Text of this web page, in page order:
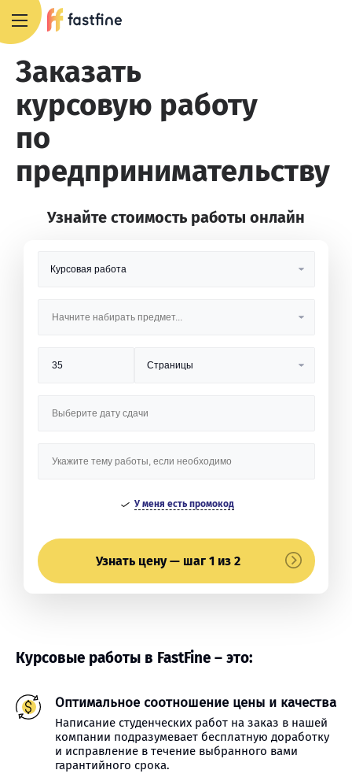
Заказать
курсовую работу
по
предпринимательству
Узнайте стоимость работы онлайн
У меня есть промокод
Узнать цену — шаг 1 из 2
Курсовые работы в FastFine – это:
Оптимальное соотношение цены и качества
Написание студенческих работ на заказ в нашей
компании подразумевает бесплатную доработку
и исправление в течение выбранного вами
гарантийного срока.